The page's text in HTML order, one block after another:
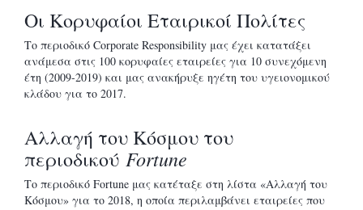
Οι Κορυφαίοι Εταιρικοί Πολίτες
Το περιοδικό Corporate Responsibility μας έχει κατατάξει
ανάμεσα στις 100 κορυφαίες εταιρείες για 10 συνεχόμενη
έτη (2009-2019) και μας ανακήρυξε ηγέτη του υγειονομικού
κλάδου για το 2017.
Αλλαγή του Κόσμου του
περιοδικού Fortune
Το περιοδικό Fortune μας κατέταξε στη λίστα «Αλλαγή του
Κόσμου» για το 2018, η οποία περιλαμβάνει εταιρείες που